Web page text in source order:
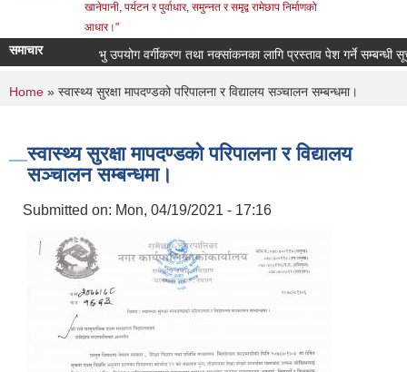
खानेपानी, पर्यटन र पुर्वाधार, समुन्नत र समृद्व रामेछाप निर्माणको
आधार।"
समाचार भु उपयोग वर्गीकरण तथा नक्सांकनका लागि प्रस्ताव पेश गर्ने सम्बन्धी सूचना।
You are here
Home » स्वास्थ्य सुरक्षा मापदण्डको परिपालना र विद्यालय सञ्चालन सम्बन्धमा।
स्वास्थ्य सुरक्षा मापदण्डको परिपालना र विद्यालय
सञ्चालन सम्बन्धमा।
Submitted on: Mon, 04/19/2021 - 17:16